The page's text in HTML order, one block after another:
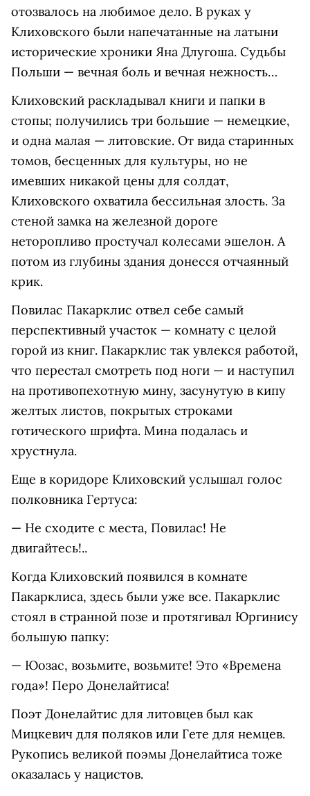
отозвалось на любимое дело. В руках у
Клиховского были напечатанные на латыни
исторические хроники Яна Длугоша. Судьбы
Польши — вечная боль и вечная нежность…
Клиховский раскладывал книги и папки в
стопы; получились три большие — немецкие,
и одна малая — литовские. От вида старинных
томов, бесценных для культуры, но не
имевших никакой цены для солдат,
Клиховского охватила бессильная злость. За
стеной замка на железной дороге
неторопливо простучал колесами эшелон. А
потом из глубины здания донесся отчаянный
крик.
Повилас Пакарклис отвел себе самый
перспективный участок — комнату с целой
горой из книг. Пакарклис так увлекся работой,
что перестал смотреть под ноги — и наступил
на противопехотную мину, засунутую в кипу
желтых листов, покрытых строками
готического шрифта. Мина подалась и
хрустнула.
Еще в коридоре Клиховский услышал голос
полковника Гертуса:
— Не сходите с места, Повилас! Не
двигайтесь!..
Когда Клиховский появился в комнате
Пакарклиса, здесь были уже все. Пакарклис
стоял в странной позе и протягивал Юргинису
большую папку:
— Юозас, возьмите, возьмите! Это «Времена
года»! Перо Донелайтиса!
Поэт Донелайтис для литовцев был как
Мицкевич для поляков или Гете для немцев.
Рукопись великой поэмы Донелайтиса тоже
оказалась у нацистов.